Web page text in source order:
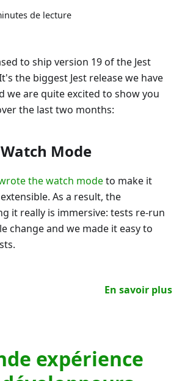
de lecture
to ship version 19 of the Jest
the biggest Jest release we have
we are quite excited to show you
the last two months:
Mode
the watch modeto make it
As a result, the
it really is immersive: tests re-run
change and we made it easy to
En savoir plus
expérience